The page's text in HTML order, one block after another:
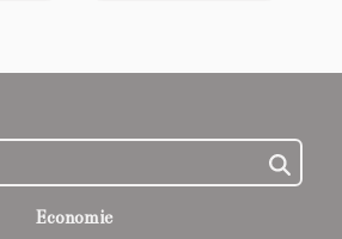
Economie